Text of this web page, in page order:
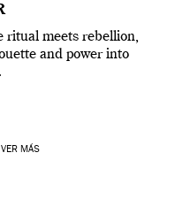
ritual meets rebellion,
and power into
VER MÁS